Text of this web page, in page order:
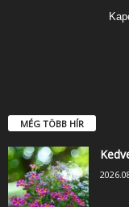
MÉG TÖBB HÍR